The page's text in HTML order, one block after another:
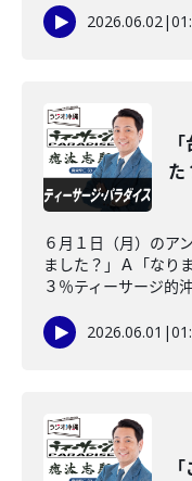
2026.06.02|
た
６月１日（月）のア
ました？」Ａ「なり
３％ティーサージ的
2026.06.01 |